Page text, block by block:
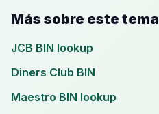
Más sobre este tema
JCB BIN lookup
Diners Club BIN
Maestro BIN lookup